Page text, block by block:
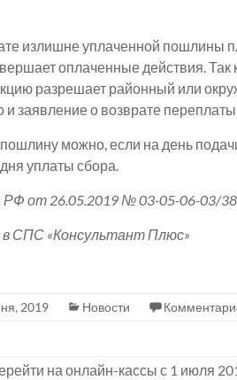
излишне уплаченной пошлины
оплаченные действия. Так
разрешает районный или
и заявление о возврате
можно, если на день
уплаты сбора.
от 26.05.2019 № 03-05-06-03/
СПС «Консультант Плюс»
2019 Новости
на онлайн-кассы с 1 июля